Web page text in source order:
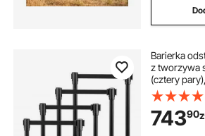
Barierka
z tworzywa
(cztery
metalową
74390